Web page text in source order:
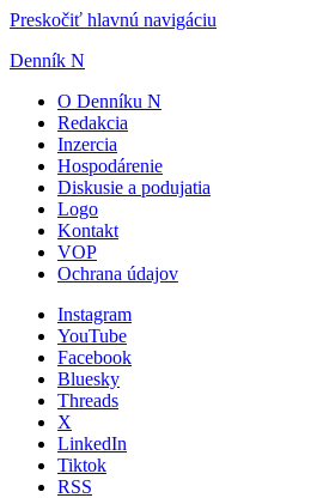
Preskočiť hlavnú navigáciu
Denník N
O Denníku N
Redakcia
Inzercia
Hospodárenie
Diskusie a podujatia
Logo
Kontakt
VOP
Ochrana údajov
Instagram
YouTube
Facebook
Bluesky
Threads
X
LinkedIn
Tiktok
RSS